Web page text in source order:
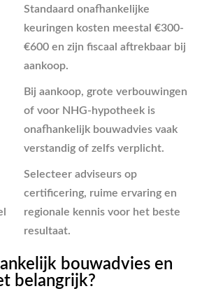
Standaard onafhankelijke
keuringen kosten meestal €300-
€600 en zijn fiscaal aftrekbaar bij
aankoop.
Bij aankoop, grote verbouwingen
of voor NHG-hypotheek is
onafhankelijk bouwadvies vaak
verstandig of zelfs verplicht.
Selecteer adviseurs op
certificering, ruime ervaring en
regionale kennis voor het beste
resultaat.
bouwadvies en
belangrijk?